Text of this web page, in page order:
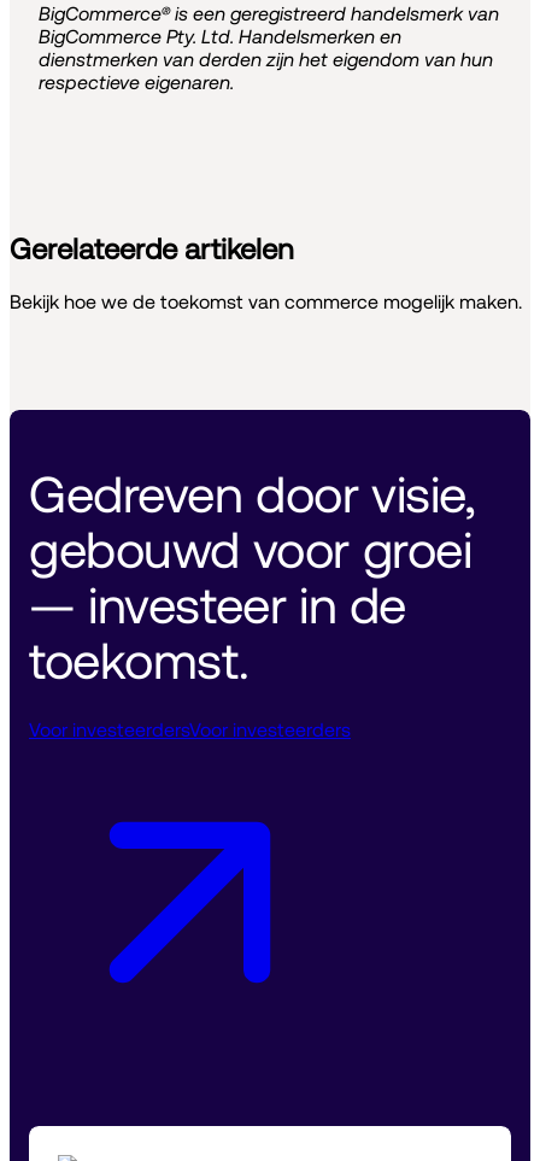
BigCommerce® is een geregistreerd handelsmerk van
BigCommerce Pty. Ltd. Handelsmerken en
dienstmerken van derden zijn het eigendom van hun
respectieve eigenaren.
Gerelateerde artikelen
Bekijk hoe we de toekomst van commerce mogelijk maken.
Gedreven door visie,
gebouwd voor groei
— investeer in de
toekomst.
Voor investeerdersVoor investeerders